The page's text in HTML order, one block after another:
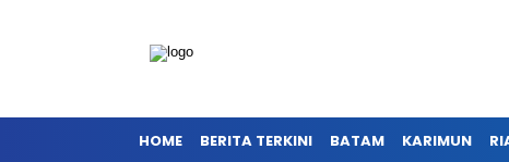
HOME BERITA TERKINI BATAM KARIMUN